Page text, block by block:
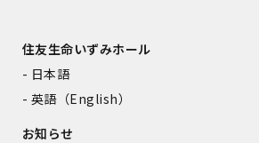
住友生命いずみホール
日本語
英語（English）
お知らせ